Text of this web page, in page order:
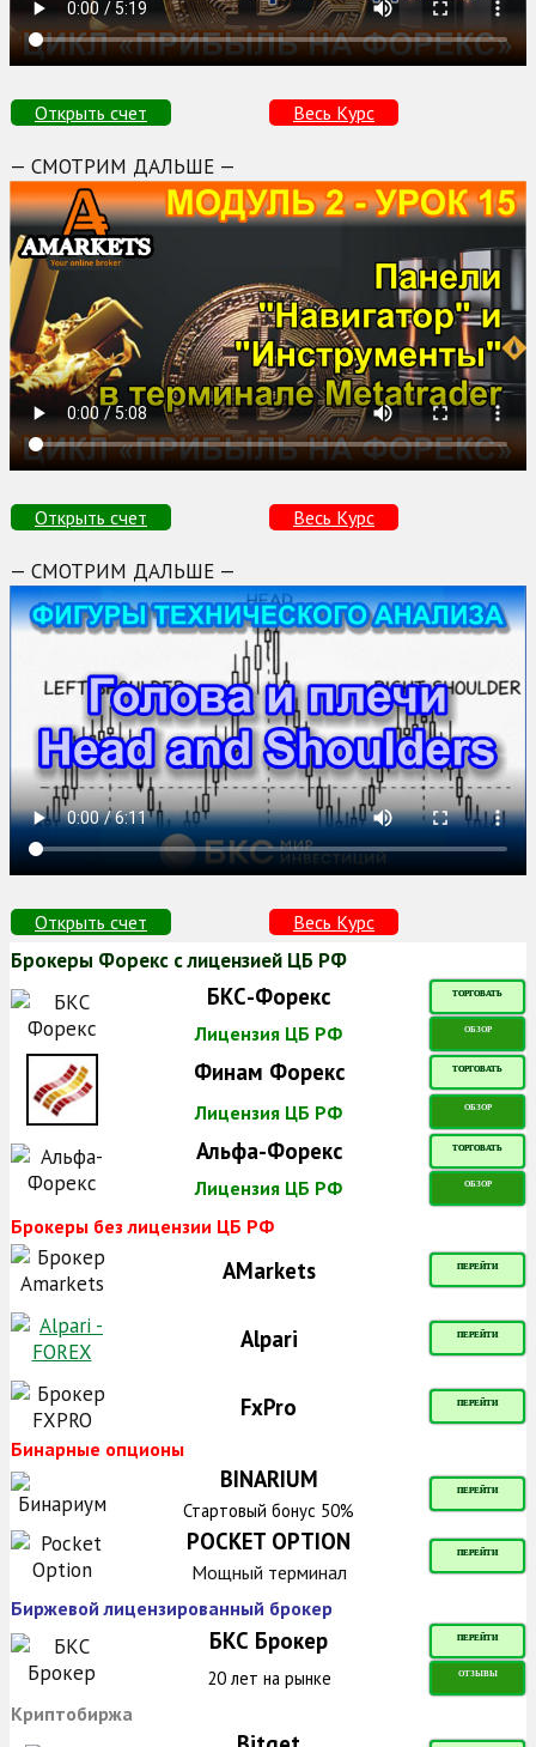
Открыть счет Весь Курс
— СМОТРИМ ДАЛЬШЕ —
Открыть счет Весь Курс
— СМОТРИМ ДАЛЬШЕ —
Открыть счет Весь Курс
Брокеры Форекс с лицензией ЦБ РФ
БКС-Форекс ТОРГОВАТЬ
Лицензия ЦБ РФ ОБЗОР
Финам Форекс ТОРГОВАТЬ
Лицензия ЦБ РФ ОБЗОР
Альфа-Форекс ТОРГОВАТЬ
Лицензия ЦБ РФ ОБЗОР
Брокеры без лицензии ЦБ РФ
AMarkets ПЕРЕЙТИ
Alpari ПЕРЕЙТИ
FxPro ПЕРЕЙТИ
Бинарные опционы
BINARIUM ПЕРЕЙТИ
Стартовый бонус 50%
POCKET OPTION ПЕРЕЙТИ
Мощный терминал
Биржевой лицензированный брокер
БКС Брокер ПЕРЕЙТИ
20 лет на рынке ОТЗЫВЫ
Криптобиржа